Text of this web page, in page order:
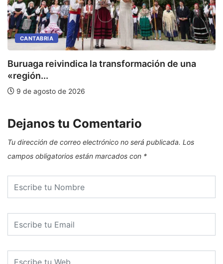
CANTABRIA
Buruaga reivindica la transformación de una
«región...
9 de agosto de 2026
Dejanos tu Comentario
Tu dirección de correo electrónico no será publicada. Los
campos obligatorios están marcados con *